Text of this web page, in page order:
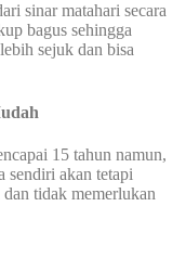
sinar matahari secara
bagus sehingga
sejuk dan bisa
15 tahun namun,
sendiri akan tetapi
tidak memerlukan